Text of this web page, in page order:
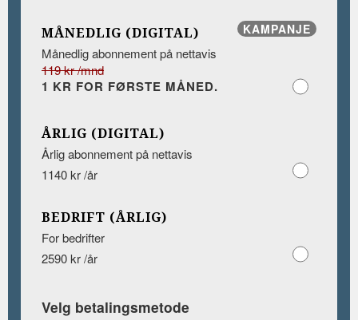
KAMPANJE
MÅNEDLIG (DIGITAL)
Månedlig abonnement på nettavis
119 kr /mnd
1 KR FOR FØRSTE MÅNED.
ÅRLIG (DIGITAL)
Årlig abonnement på nettavis
1140 kr /år
BEDRIFT (ÅRLIG)
For bedrifter
2590 kr /år
Velg betalingsmetode